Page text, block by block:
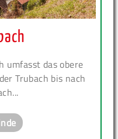
umfasst das obere
Trubach bis nach